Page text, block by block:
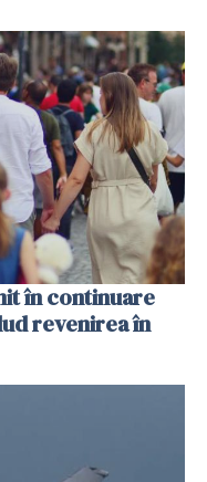
în continuare
revenirea în